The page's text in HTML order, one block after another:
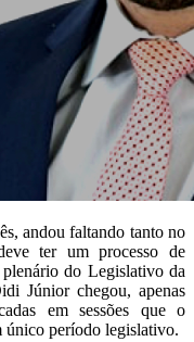
andou faltando tanto no
ter um processo de
plenário do Legislativo da
Júnior chegou, apenas
em sessões que o
único período legislativo.